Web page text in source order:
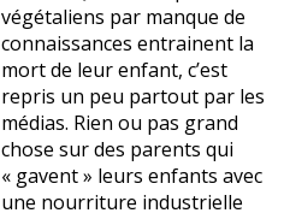
végétaliens par manque de
connaissances entrainent la
mort de leur enfant, c’est
repris un peu partout par les
médias. Rien ou pas grand
chose sur des parents qui
« gavent » leurs enfants avec
une nourriture industrielle